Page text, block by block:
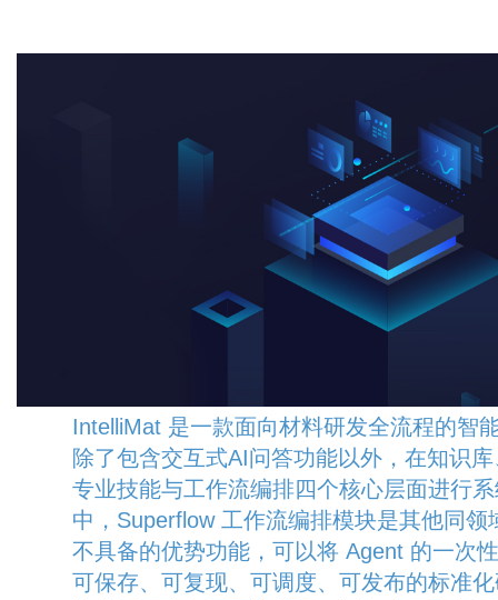
IntelliMat 是一款面向材料研发全流程的智
除了包含交互式AI问答功能以外，在知识
专业技能与工作流编排四个核心层面进行
中，Superflow 工作流编排模块是其他同领
不具备的优势功能，可以将 Agent 的一次
可保存、可复现、可调度、可发布的标准